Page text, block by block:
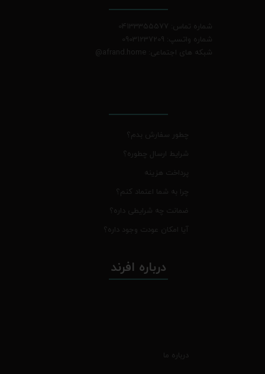
شماره تماس: 04133355577
شماره واتسپ: 09031237209
شبکه های اجتماعی: afrand.home
@
چطور سفارش بدم؟
شرایط ارسال چطوره؟
پرداخت هزینه
چرا به شما اعتماد کنم؟
ضمانت چه شرایطی داره؟
آیا امکان عودت وجود داره؟
درباره افرند
درباره ما